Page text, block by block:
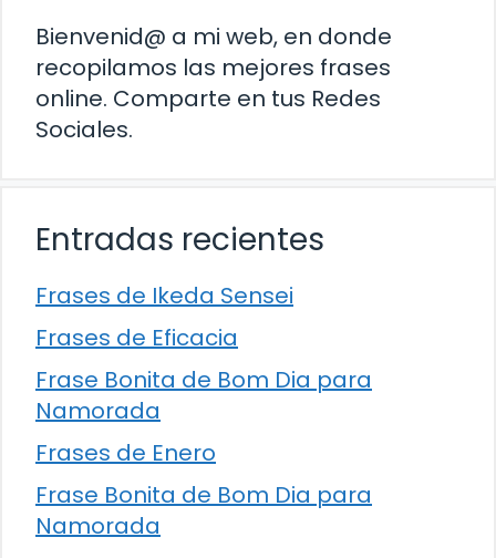
Bienvenid@ a mi web, en donde
recopilamos las mejores frases
online. Comparte en tus Redes
Sociales.
Entradas recientes
Frases de Ikeda Sensei
Frases de Eficacia
Frase Bonita de Bom Dia para
Namorada
Frases de Enero
Frase Bonita de Bom Dia para
Namorada